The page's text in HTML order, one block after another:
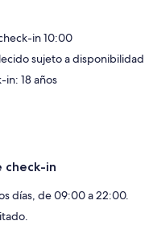
in 10:00
sujeto a disponibilidad
in: 18 años
check-in
días, de 09:00 a 22:00.